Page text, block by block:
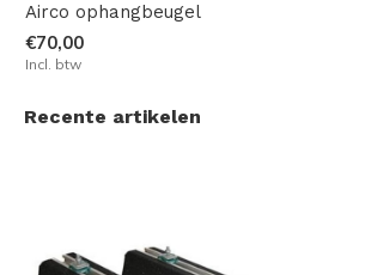
Airco ophangbeugel
€70,00
Incl. btw
Recente artikelen